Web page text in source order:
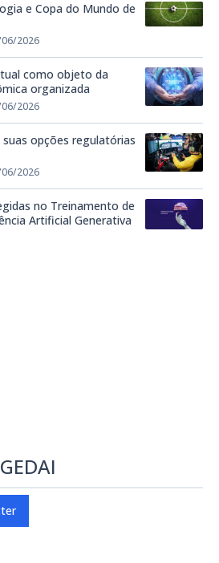
e Copa do Mundo de
2026
como objeto da
organizada
2026
opções regulatórias
2026
no Treinamento de
Artificial Generativa